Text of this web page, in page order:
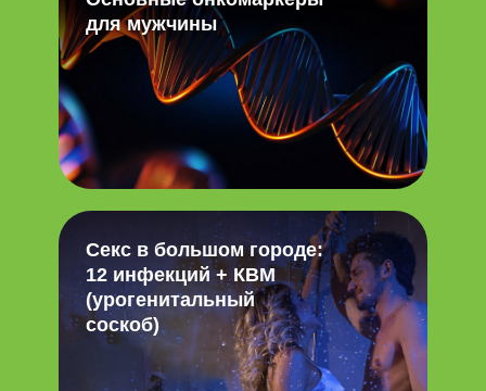
для мужчины
Секс в большом городе:
12 инфекций + КВМ
(урогенитальный
соскоб)